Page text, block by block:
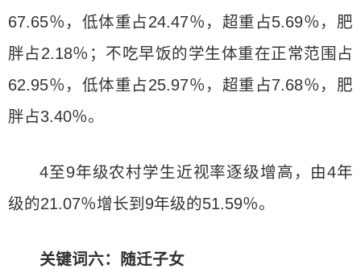
67.65％，低体重占24.47％，超重占5.69％，肥
胖占2.18％；不吃早饭的学生体重在正常范围占
62.95％，低体重占25.97％，超重占7.68％，肥
胖占3.40％。
4至9年级农村学生近视率逐级增高，由4年
级的21.07％增长到9年级的51.59％。
关键词六：随迁子女